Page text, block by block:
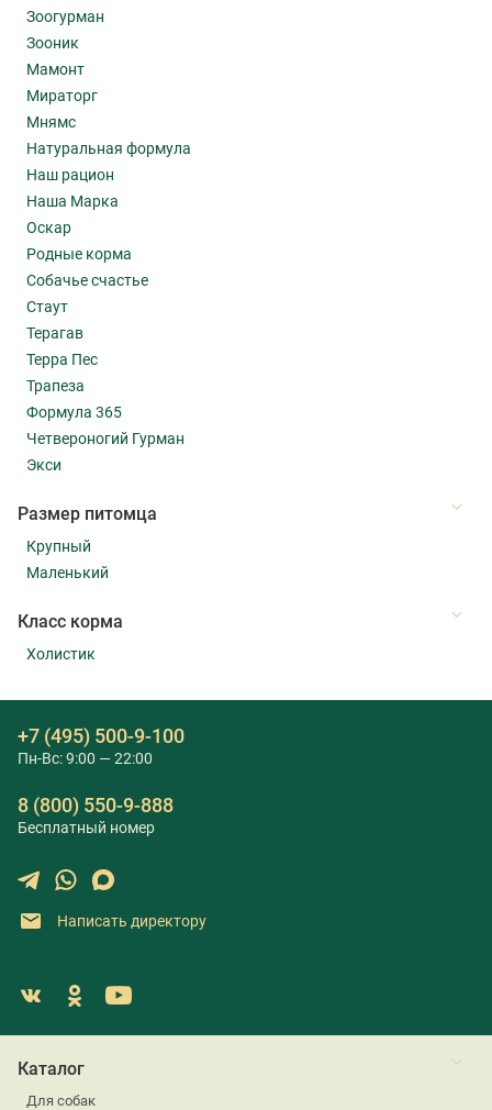
Зоогурман
Зооник
Мамонт
Мираторг
Мнямс
Натуральная формула
Наш рацион
Наша Марка
Оскар
Родные корма
Собачье счастье
Стаут
Терагав
Терра Пес
Трапеза
Формула 365
Четвероногий Гурман
Экси
Размер питомца
Крупный
Маленький
Класс корма
Холистик
+7 (495) 500-9-100
Пн-Вс: 9:00 — 22:00
8 (800) 550-9-888
Бесплатный номер
Написать директору
Каталог
Для собак